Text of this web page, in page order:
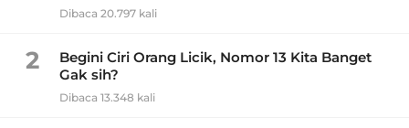
Dibaca 20.797 kali
2
Begini Ciri Orang Licik, Nomor 13 Kita Banget
Gak sih?
Dibaca 13.348 kali